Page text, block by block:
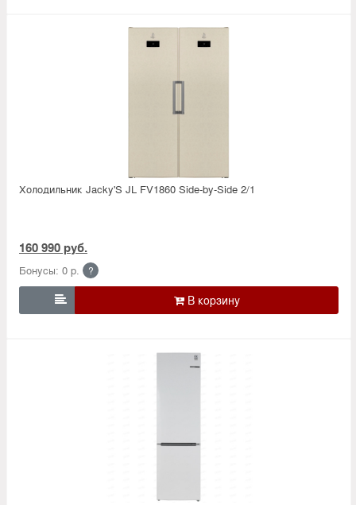
Холодильник Jacky'S JL FV1860 Side-by-Side 2/1
160 990 руб.
Бонусы: 0 р. ?
